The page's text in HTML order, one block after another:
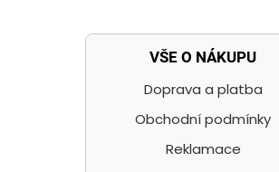
VŠE O NÁKUPU
Doprava a platba
Obchodní podmínky
Reklamace